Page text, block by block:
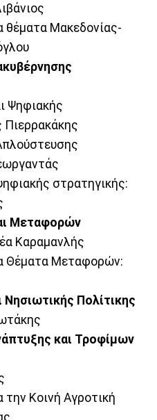
θέματα Μακεδονίας-
Ψηφιακής
Πιερρακάκης
στρατηγικής:
Μεταφορών
Καραμανλής
Θέματα Μεταφορών:
Νησιωτικής Πολίτικης
και Τροφίμων
Κοινή Αγροτική